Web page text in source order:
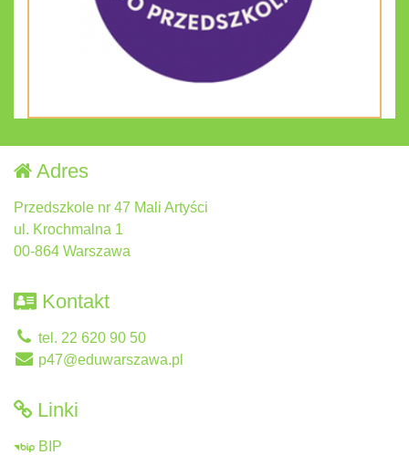
Adres
Przedszkole nr 47 Mali Artyści
ul. Krochmalna 1
00-864 Warszawa
Kontakt
tel. 22 620 90 50
p47@eduwarszawa.pl
Linki
BIP